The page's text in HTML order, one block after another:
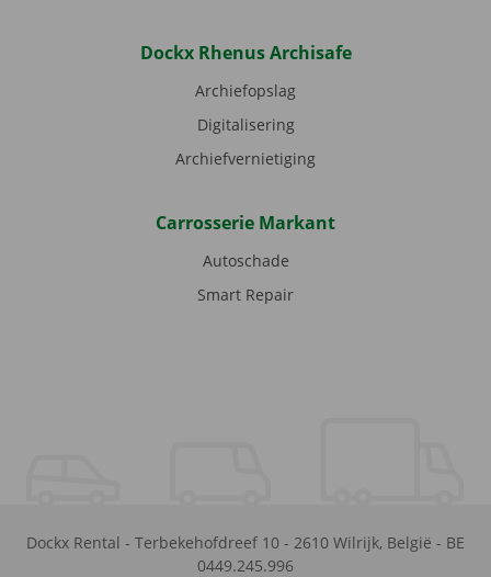
Dockx Rhenus Archisafe
Archiefopslag
Digitalisering
Archiefvernietiging
Carrosserie Markant
Autoschade
Smart Repair
Dockx Rental - Terbekehofdreef 10 - 2610 Wilrijk, België - BE
0449.245.996